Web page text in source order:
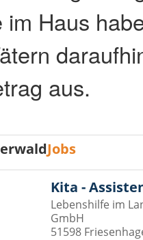
Haus
aus.
Jobs
Kita -
Lebenshilfe im
GmbH
51598